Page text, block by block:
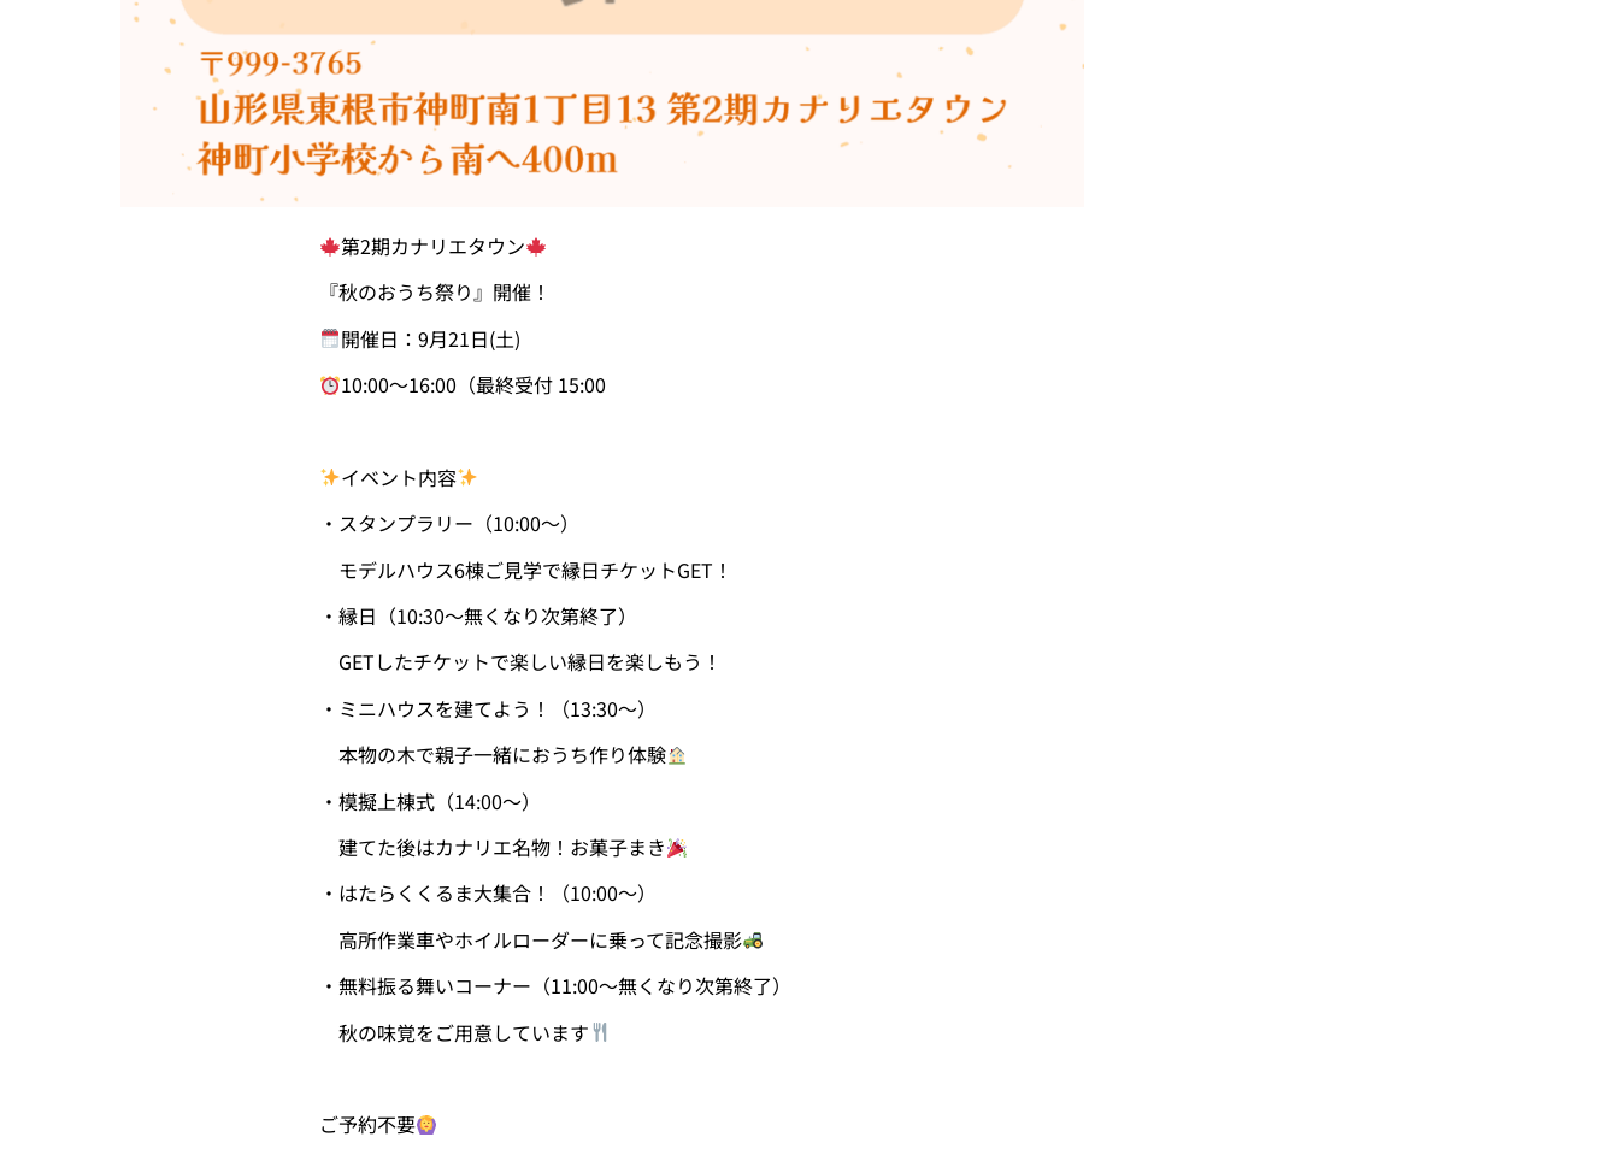
第2期カナリエタウン
『秋のおうち祭り』開催！
開催日：9月21日(土)
10:00～16:00 （最終受付 15:00
イベント内容
・スタンプラリー（10:00〜）
モデルハウス6棟ご見学で縁日チケットGET！
・縁日（10:30〜無くなり次第終了）
GETしたチケットで楽しい縁日を楽しもう！
・ミニハウスを建てよう！（13:30〜）
本物の木で親子一緒におうち作り体験
・模擬上棟式（14:00〜）
建てた後はカナリエ名物！お菓子まき
・はたらくくるま大集合！（10:00〜）
高所作業車やホイルローダーに乗って記念撮影
・無料振る舞いコーナー（11:00〜無くなり次第終了）
秋の味覚をご用意しています
ご予約不要